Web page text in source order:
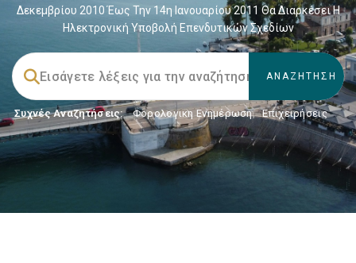
Δεκεμβρίου 2010 Έως Την 14η Ιανουαρίου 2011 Θα Διαρκέσει Η
Ηλεκτρονική Υποβολή Επενδυτικών Σχεδίων
Συχνές Αναζητήσεις: Φορολογικη Ενημέρωση, Επιχειρήσεις